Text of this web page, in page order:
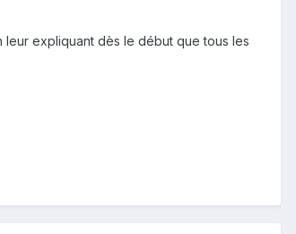
expliquant dès le début que tous les